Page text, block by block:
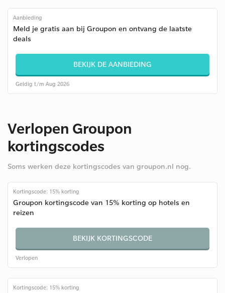
Aanbieding
Meld je gratis aan bij Groupon en ontvang de laatste
deals
BEKIJK DE AANBIEDING
Geldig t/m Aug 2026
Verlopen Groupon
kortingscodes
Soms werken deze kortingscodes van groupon.nl nog.
Kortingscode: 15% korting
Groupon kortingscode van 15% korting op hotels en
reizen
BEKIJK KORTINGSCODE
Verlopen
Kortingscode: 15% korting